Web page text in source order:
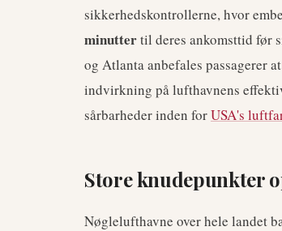
sikkerhedskontrollerne, hvor
minuttertil deres ankomsttid før
og Atlanta anbefales passagerer
indvirkning på lufthavnens
sårbarheder inden forUSA's
Store knudepunkter
Nøglelufthavne over hele landet